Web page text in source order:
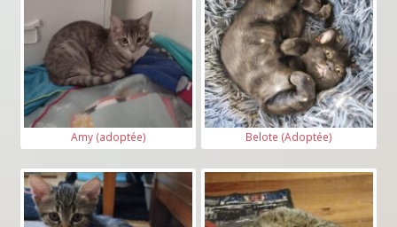
Amy (adoptée) Belote (Adoptée)